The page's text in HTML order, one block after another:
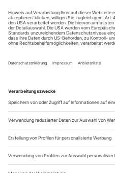
Roman «1984» genau
hat, dass die
Zum Tod des Autors und
kehliges Gelächter wie ein
Redefluss, den auch die
Weißweinglas, seine
unterbrechen konnten,
Daseins-Form zu sein. Nur
etwaige Ahnung davon, dass